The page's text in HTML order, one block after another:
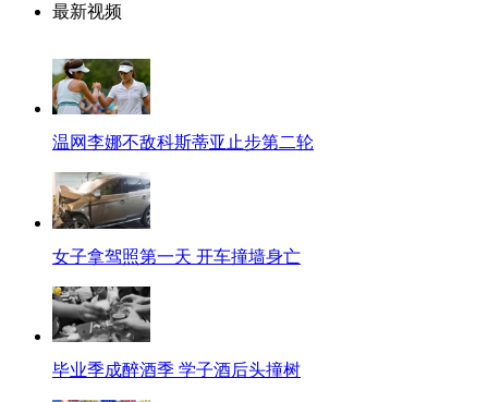
最新视频
温网李娜不敌科斯蒂亚止步第二轮
女子拿驾照第一天 开车撞墙身亡
毕业季成醉酒季 学子酒后头撞树